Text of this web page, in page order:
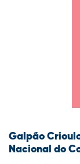
Galpão
Nacional do